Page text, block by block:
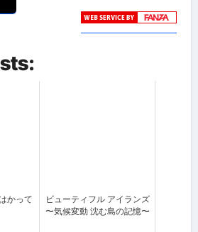
かって
ビューティフル アイランズ
〜気候変動 沈む島の記憶〜